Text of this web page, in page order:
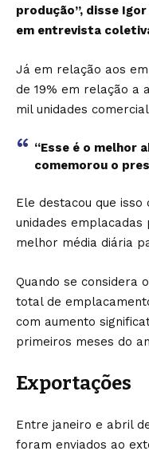
produção”, disse
em entrevista
Já em relação aos
de 19% em relação a
mil unidades
“Esse é o melhor
comemorou o
Ele destacou que isso
unidades
melhor média diária
Quando se considera
total de
com aumento
primeiros meses do
Exportações
Entre janeiro e abril
foram enviados ao